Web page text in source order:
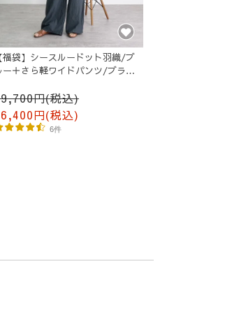
【福袋】シースルードット羽織/ブ
ー＋さら軽ワイドパンツ/ブラッ
円(税込)
円(税込)
6件